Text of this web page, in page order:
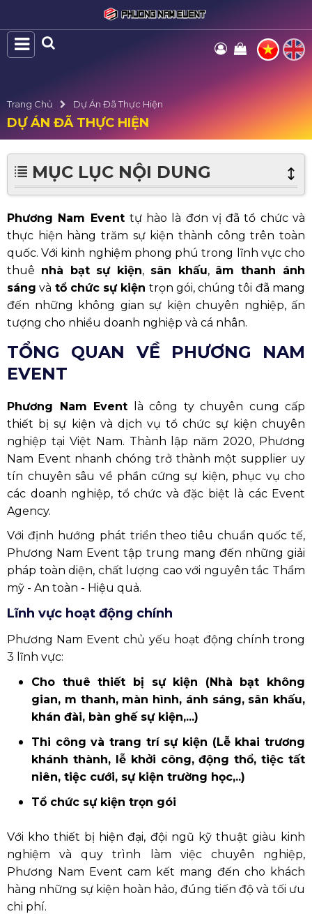
Trang Chủ Dự Án Đã Thực Hiện
DỰ ÁN ĐÃ THỰC HIỆN
MỤC LỤC NỘI DUNG
Phương Nam Event tự hào là đơn vị đã tổ chức và
thực hiện hàng trăm sự kiện thành công trên toàn
quốc. Với kinh nghiệm phong phú trong lĩnh vực cho
thuê nhà bạt sự kiện, sân khấu, âm thanh ánh
sáng và tổ chức sự kiện trọn gói, chúng tôi đã mang
đến những không gian sự kiện chuyên nghiệp, ấn
tượng cho nhiều doanh nghiệp và cá nhân.
TỔNG QUAN VỀ PHƯƠNG NAM
EVENT
Phương Nam Event là công ty chuyên cung cấp
thiết bị sự kiện và dịch vụ tổ chức sự kiện chuyên
nghiệp tại Việt Nam. Thành lập năm 2020, Phương
Nam Event nhanh chóng trở thành một supplier uy
tín chuyên sâu về phần cứng sự kiện, phục vụ cho
các doanh nghiệp, tổ chức và đặc biệt là các Event
Agency.
Với định hướng phát triển theo tiêu chuẩn quốc tế,
Phương Nam Event tập trung mang đến những giải
pháp toàn diện, chất lượng cao với nguyên tắc Thẩm
mỹ - An toàn - Hiệu quả.
Lĩnh vực hoạt động chính
Phương Nam Event chủ yếu hoạt động chính trong
3 lĩnh vực:
Cho thuê thiết bị sự kiện (Nhà bạt không
gian, m thanh, màn hình, ánh sáng, sân khấu,
khán đài, bàn ghế sự kiện,...)
Thi công và trang trí sự kiện (Lễ khai trương
khánh thành, lễ khởi công, động thổ, tiệc tất
niên, tiệc cưới, sự kiện trường học,..)
Tổ chức sự kiện trọn gói
Với kho thiết bị hiện đại, đội ngũ kỹ thuật giàu kinh
nghiệm và quy trình làm việc chuyên nghiệp,
Phương Nam Event cam kết mang đến cho khách
hàng những sự kiện hoàn hảo, đúng tiến độ và tối ưu
chi phí.